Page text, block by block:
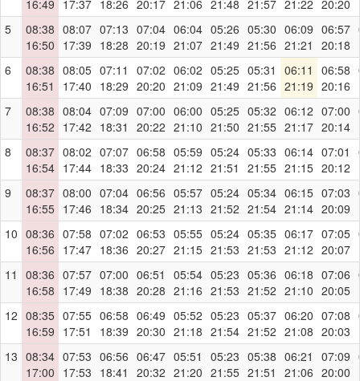
16:49 17:37 18:26 20:17 21:06 21:48 21:57 21:22 20:20
5
08:38
16:50
08:07
17:39
07:13
18:28
07:04
20:19
06:04
21:07
05:26
21:49
05:30
21:56
06:09
21:21
06:57
20:18
6
08:38
16:51
08:05
17:40
07:11
18:29
07:02
20:20
06:02
21:09
05:25
21:49
05:31
21:56
06:11
21:19
06:58
20:16
7
08:38
16:52
08:04
17:42
07:09
18:31
07:00
20:22
06:00
21:10
05:25
21:50
05:32
21:55
06:12
21:17
07:00
20:14
8
08:37
16:54
08:02
17:44
07:07
18:33
06:58
20:24
05:59
21:12
05:24
21:51
05:33
21:55
06:14
21:15
07:01
20:12
9
08:37
16:55
08:00
17:46
07:04
18:34
06:56
20:25
05:57
21:13
05:24
21:52
05:34
21:54
06:15
21:14
07:03
20:09
10 08:36
16:56
07:58
17:47
07:02
18:36
06:53
20:27
05:55
21:15
05:24
21:53
05:35
21:53
06:17
21:12
07:05
20:07
11
08:36
16:58
07:57
17:49
07:00
18:38
06:51
20:28
05:54
21:16
05:23
21:53
05:36
21:52
06:18
21:10
07:06
20:05
12 08:35
16:59
07:55
17:51
06:58
18:39
06:49
20:30
05:52
21:18
05:23
21:54
05:37
21:52
06:20
21:08
07:08
20:03
13 08:34
17:00
07:53
17:53
06:56
18:41
06:47
20:32
05:51
21:20
05:23
21:55
05:38
21:51
06:21
21:06
07:09
20:00